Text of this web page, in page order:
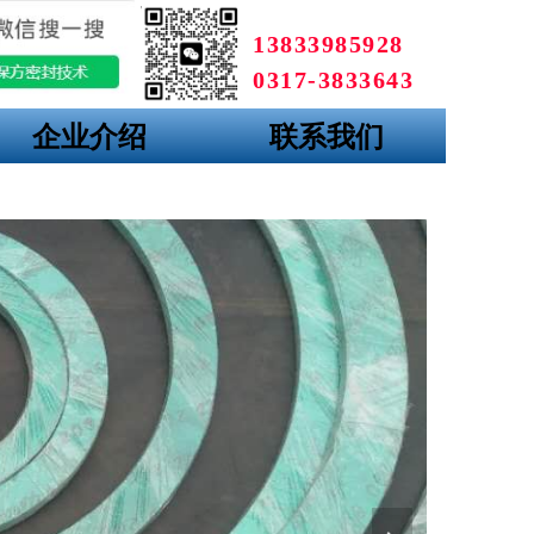
企业介绍 联系我们
13833985928
0317-3833643